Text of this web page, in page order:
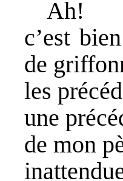
Ah!
c’est
de
les
une
de mon